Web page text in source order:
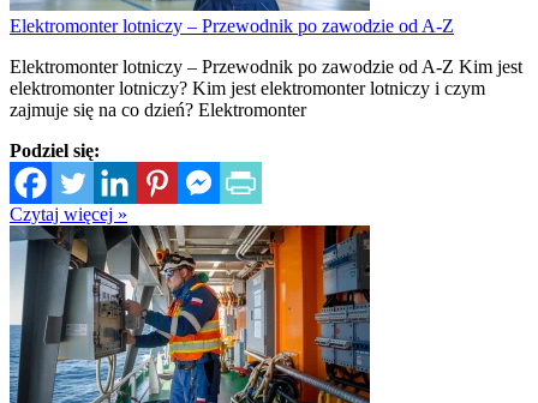
Elektromonter lotniczy – Przewodnik po zawodzie od A-Z
Elektromonter lotniczy – Przewodnik po zawodzie od A-Z Kim jest
elektromonter lotniczy? Kim jest elektromonter lotniczy i czym
zajmuje się na co dzień? Elektromonter
Podziel się:
Czytaj więcej »